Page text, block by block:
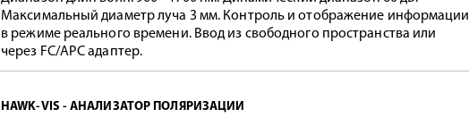
Максимальный диаметр луча 3 мм. Контроль и отображение информации
в режиме реального времени. Ввод из свободного пространства или
через FC/APC адаптер.
HAWK-VIS - АНАЛИЗАТОР ПОЛЯРИЗАЦИИ